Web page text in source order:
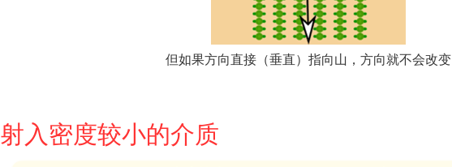
但如果方向直接（垂直）指向山，方向就不会改变
射入密度较小的介质